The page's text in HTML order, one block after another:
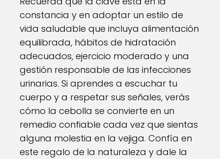
constancia y en adoptar un estilo de
vida saludable que incluya alimentación
equilibrada, hábitos de hidratación
adecuados, ejercicio moderado y una
gestión responsable de las infecciones
urinarias. Si aprendes a escuchar tu
cuerpo y a respetar sus señales, verás
cómo la cebolla se convierte en un
remedio confiable cada vez que sientas
alguna molestia en la vejiga. Confía en
este regalo de la naturaleza y dale la